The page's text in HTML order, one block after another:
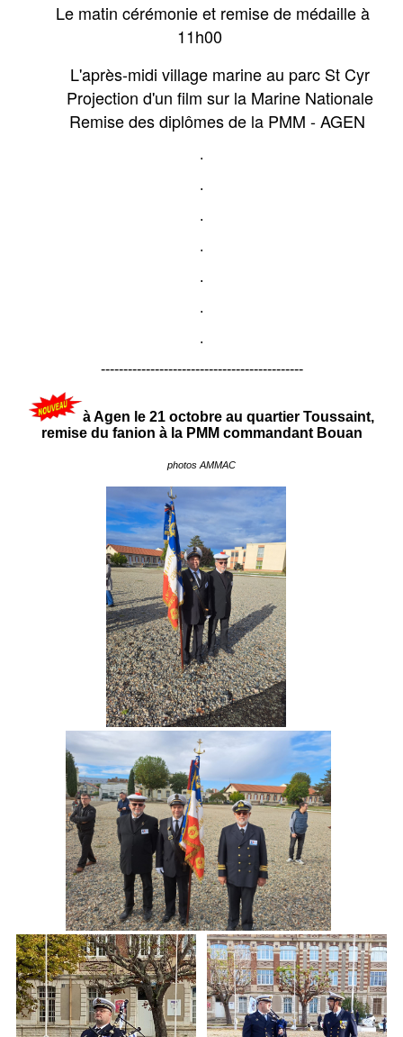
Le matin cérémonie et remise de médaille à
11h00
L'après-midi village marine au parc St Cyr
Projection d'un film sur la Marine Nationale
Remise des diplômes de la PMM - AGEN
.
.
.
.
.
.
.
---------------------------------------------
à Agen le 21 octobre au quartier Toussaint,
remise du fanion à la PMM commandant Bouan
photos AMMAC